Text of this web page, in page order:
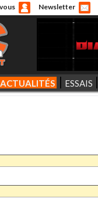
Newsletter
ACTUALITÉS ESSAIS